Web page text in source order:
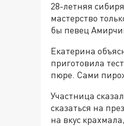
28-летняя
мастерство
бы певец
Екатерина
приготовила
пюре. Сами
Участница
сказаться на
на вкус